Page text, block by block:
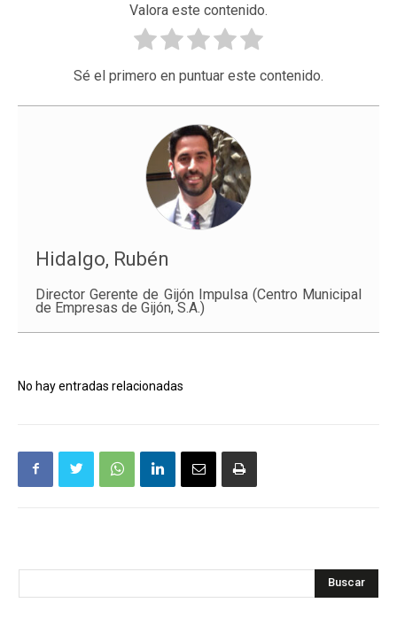
Valora este contenido.
Sé el primero en puntuar este contenido.
Hidalgo, Rubén
Director Gerente de Gijón Impulsa (Centro Municipal
de Empresas de Gijón, S.A.)
No hay entradas relacionadas
Buscar